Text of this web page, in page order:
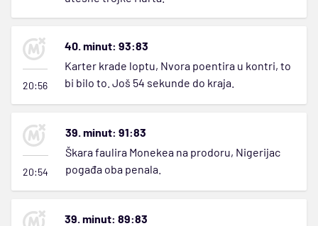
20:56
40. minut: 93:83
Karter krade loptu, Nvora poentira u kontri, to
bi bilo to. Još 54 sekunde do kraja.
20:54
39. minut: 91:83
Škara faulira Monekea na prodoru, Nigerijac
pogađa oba penala.
39. minut: 89:83